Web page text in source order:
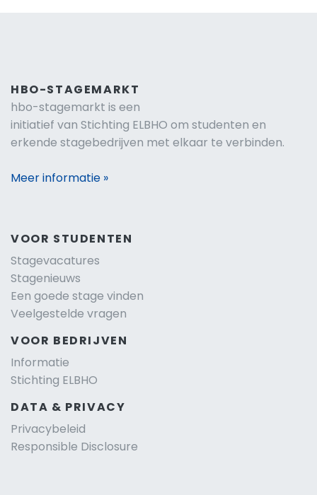
HBO-STAGEMARKT
hbo-stagemarkt is een
initiatief van Stichting ELBHO om studenten en
erkende stagebedrijven met elkaar te verbinden.
Meer informatie »
VOOR STUDENTEN
Stagevacatures
Stagenieuws
Een goede stage vinden
Veelgestelde vragen
VOOR BEDRIJVEN
Informatie
Stichting ELBHO
DATA & PRIVACY
Privacybeleid
Responsible Disclosure